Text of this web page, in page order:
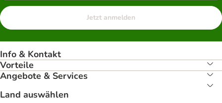
Jetzt anmelden
Info & Kontakt
Vorteile
Angebote & Services
Land auswählen